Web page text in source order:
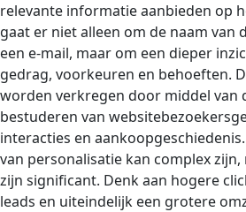
relevante informatie aanbieden op
gaat er niet alleen om de naam van
een e-mail, maar om een dieper
gedrag, voorkeuren en behoeften.
worden verkregen door middel van
bestuderen van
interacties en
van personalisatie kan complex
zijn significant. Denk aan hogere
leads en uiteindelijk een grotere